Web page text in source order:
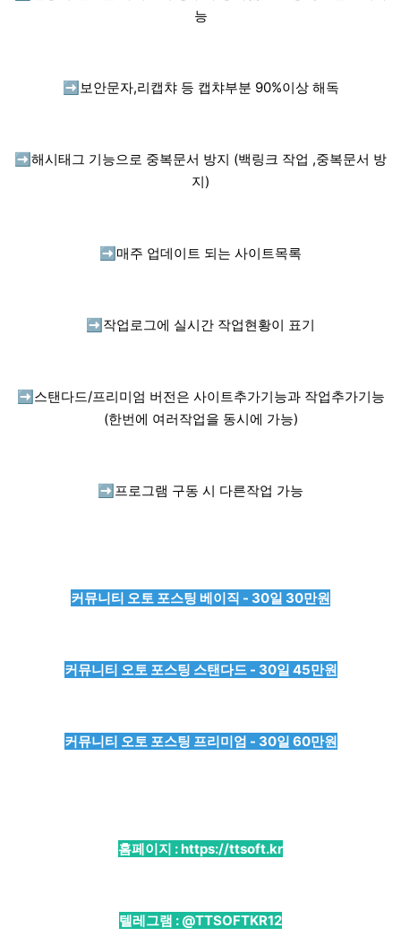
능
➡️ 보안문자,리캡챠 등 캡챠부분 90%이상 해독
➡️ 해시태그 기능으로 중복문서 방지 (백링크 작업 ,중복문서 방
지)
➡️ 매주 업데이트 되는 사이트목록
➡️ 작업로그에 실시간 작업현황이 표기
➡️ 스탠다드/프리미엄 버전은 사이트추가기능과 작업추가기능
(한번에 여러작업을 동시에 가능)
➡️ 프로그램 구동 시 다른작업 가능
커뮤니티 오토 포스팅 베이직 - 30일 30만원
커뮤니티 오토 포스팅 스탠다드 - 30일 45만원
커뮤니티 오토 포스팅 프리미엄 - 30일 60만원
홈페이지 :https://ttsoft.kr
텔레그램 : @TTSOFTKR12